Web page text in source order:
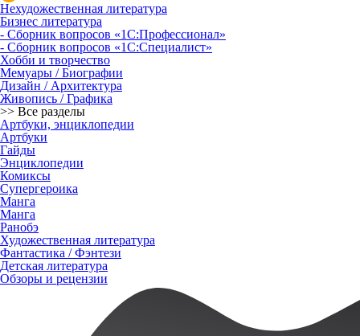
Нехудожественная литература
Бизнес литература
- Сборник вопросов «1С:Профессионал»
- Сборник вопросов «1С:Специалист»
Хобби и творчество
Мемуары / Биографии
Дизайн / Архитектура
Живопись / Графика
>> Все разделы
Артбуки, энциклопедии
Артбуки
Гайды
Энциклопедии
Комиксы
Супергероика
Манга
Манга
Ранобэ
Художественная литература
Фантастика / Фэнтези
Детская литература
Обзоры и рецензии